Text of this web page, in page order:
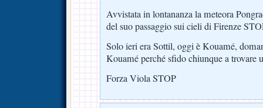
Avvistata in lontananza la meteora
del suo passaggio sui cieli di Firenze
Solo ieri era Sottil, oggi è Kouamé,
Kouamé perché sfido chiunque a trovare
Forza Viola STOP